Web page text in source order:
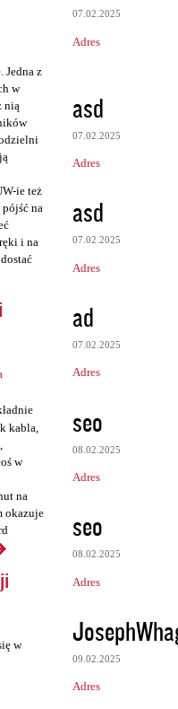
Jedna z
w
nią
ie też
na
i na
kabla,
w
na
okazuje
w
07.02.2025
Adres
asd
07.02.2025
Adres
asd
07.02.2025
Adres
ad
07.02.2025
Adres
seo
08.02.2025
Adres
seo
08.02.2025
Adres
09.02.2025
Adres